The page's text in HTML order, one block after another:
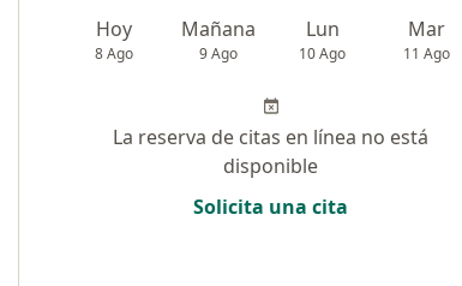
Hoy
8 Ago
Mañana
9 Ago
Lun
10 Ago
Mar
11 Ago
La reserva de citas en línea no está
disponible
Solicita una cita